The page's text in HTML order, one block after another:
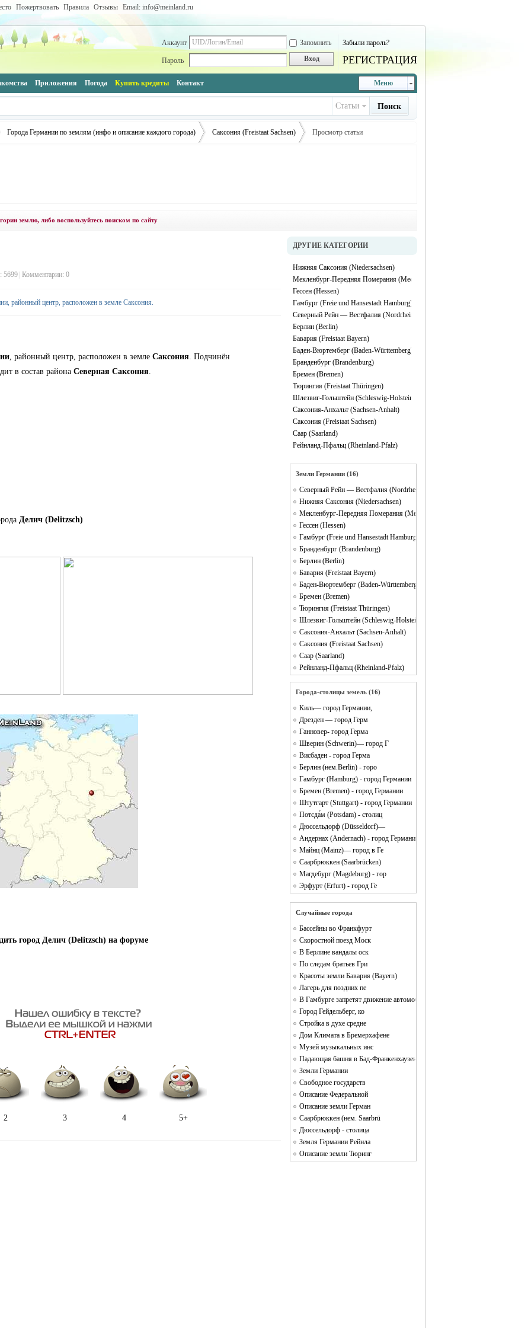
Пожертвовать Правила Отзывы Email: info@meinland.ru
Аккаунт Запомнить Забыли пароль?
Пароль Вход РЕГИСТРАЦИЯ
Меню
Приложения Погода Купить кредиты Контакт
Статьи Поиск
Города Германии по землям (инфо и описание каждого города) Саксония (Freistaat Sachsen) Просмотр статьи
землю, либо воспользуйтесь поиском по сайту
5699 Комментарии: 0
районный центр, расположен в земле Саксония.
, районный центр, расположен в земле Саксония. Подчинён
в состав района Северная Саксония.
Делич (Delitzsch)
город Делич (Delitzsch) на форуме
2 3 4 5+
ДРУГИЕ КАТЕГОРИИ
Нижняя Саксония (Niedersachsen)
Мекленбург-Передняя Померания (Mecklenburg-Vorpommern)
Гессен (Hessen)
Гамбург (Freie und Hansestadt Hamburg)
Северный Рейн — Вестфалия (Nordrhein-Westfalen)
Берлин (Berlin)
Бавария (Freistaat Bayern)
Баден-Вюртемберг (Baden-Württemberg)
Бранденбург (Brandenburg)
Бремен (Bremen)
Тюрингия (Freistaat Thüringen)
Шлезвиг-Гольштейн (Schleswig-Holstein)
Саксония-Анхальт (Sachsen-Anhalt)
Саксония (Freistaat Sachsen)
Саар (Saarland)
Рейнланд-Пфальц (Rheinland-Pfalz)
Земли Германии (16)
Северный Рейн — Вестфалия (Nordrhein-Westfalen)
Нижняя Саксония (Niedersachsen)
Мекленбург-Передняя Померания (Mecklenburg-Vorpommern)
Гессен (Hessen)
Гамбург (Freie und Hansestadt Hamburg)
Бранденбург (Brandenburg)
Берлин (Berlin)
Бавария (Freistaat Bayern)
Баден-Вюртемберг (Baden-Württemberg)
Бремен (Bremen)
Тюрингия (Freistaat Thüringen)
Шлезвиг-Гольштейн (Schleswig-Holstein)
Саксония-Анхальт (Sachsen-Anhalt)
Саксония (Freistaat Sachsen)
Саар (Saarland)
Рейнланд-Пфальц (Rheinland-Pfalz)
Города-столицы земель (16)
Киль— город Германии,
Дрезден — город Герм
Ганновер- город Герма
Шверин (Schwerin)— город Г
Висбаден - город Герма
Берлин (нем.Berlin) - горо
Гaмбург (Hamburg) - город Германии
Бремен (Bremen) - город Германии
Штутгарт (Stuttgart) - город Германии
Потсда́м (Potsdam) - cтолиц
Дюссельдорф (Düsseldorf)—
Андернах (Andernach) - город Германии
Майнц (Mainz)— город в Ге
Саарбрюккен (Saarbrücken)
Магдебург (Magdeburg) - гор
Эрфурт (Erfurt) - город Ге
Случайные города
Бассейны во Франкфурт
Скоростной поезд Моск
В Берлине вандалы оск
По следам братьев Гри
Красоты земли Бавария (Bayern)
Лагерь для поздних пе
В Гамбурге запретят движение автомобилей
Город Гейдельберг, ко
Стройка в духе средне
Дом Климата в Бремерхафене
Музей музыкальных инс
Падающая башня в Бад-Франкенхаузене
Земли Германии
Свободное государств
Описание Федеральной
Описание земли Герман
Саарбрюккен (нем. Saarbrü
Дюссельдорф - столица
Земля Германии Рейнла
Описание земли Тюринг